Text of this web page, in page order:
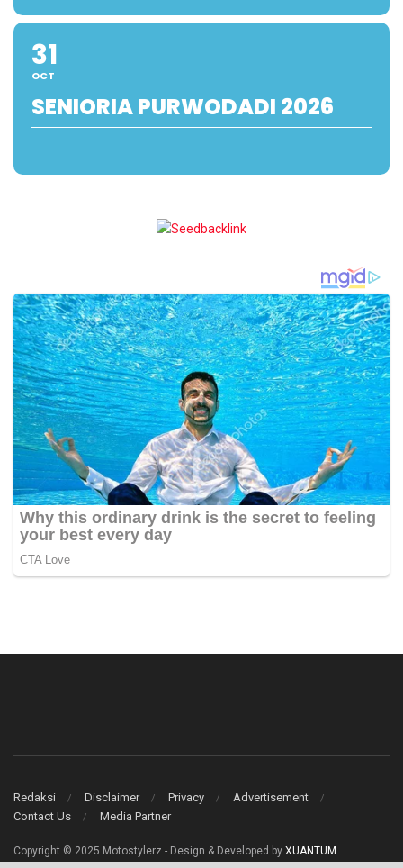
31
OCT
SENIORIA PURWODADI 2026
Redaksi Disclaimer Privacy
Advertisement
Contact Us
Media Partner
Copyright © 2025 Motostylerz - Design & Developed by XUANTUM